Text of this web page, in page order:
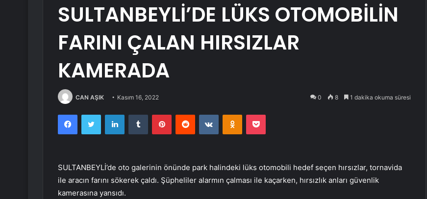
SULTANBEYLİ’DE LÜKS OTOMOBİLİN
FARINI ÇALAN HIRSIZLAR
KAMERADA
CAN AŞIK Kasım 16, 2022 0 8 1 dakika okuma süresi
FacebookTwitter LinkedInTumblr PinterestReddit VKontakteOdnoklassniki
Pocket
SULTANBEYLİ’de oto galerinin önünde park halindeki lüks otomobili hedef seçen hırsızlar, tornavida
ile aracın farını sökerek çaldı. Şüpheliler alarmın çalması ile kaçarken, hırsızlık anları güvenlik
kamerasına yansıdı.